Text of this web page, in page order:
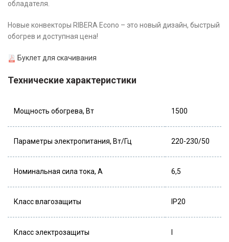
обладателя.
Новые конвекторы RIBERA Econo – это новый дизайн, быстрый
обогрев и доступная цена!
Буклет для скачивания
Технические характеристики
Мощность обогрева, Вт 1500
Параметры электропитания, Вт/Гц 220-230/50
Номинальная сила тока, А 6,5
Класс влагозащиты IP20
Класс электрозащиты